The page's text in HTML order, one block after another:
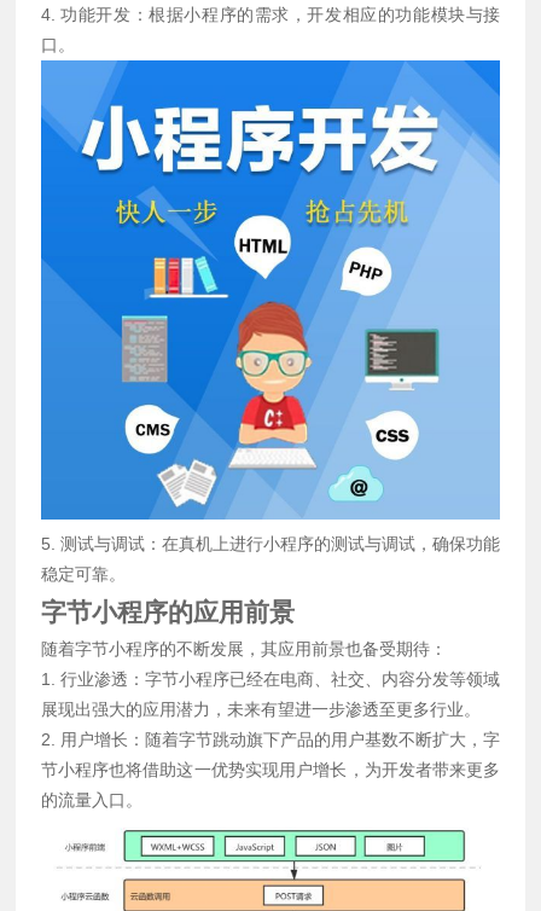
4. 功能开发：根据小程序的需求，开发相应的功能模块与接
口。
5. 测试与调试：在真机上进行小程序的测试与调试，确保功能
稳定可靠。
字节小程序的应用前景
随着字节小程序的不断发展，其应用前景也备受期待：
1. 行业渗透：字节小程序已经在电商、社交、内容分发等领域
展现出强大的应用潜力，未来有望进一步渗透至更多行业。
2. 用户增长：随着字节跳动旗下产品的用户基数不断扩大，字
节小程序也将借助这一优势实现用户增长，为开发者带来更多
的流量入口。